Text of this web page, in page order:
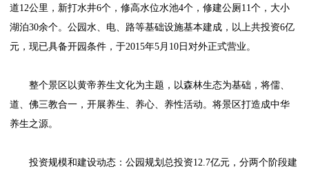
道12公里，新打水井6个，修高水位水池4个，修建公厕11个，大小
湖泊30余个。公园水、电、路等基础设施基本建成，以上共投资6亿
元，现已具备开园条件，于2015年5月10日对外正式营业。
整个景区以黄帝养生文化为主题，以森林生态为基础，将儒、
道、佛三教合一，开展养生、养心、养性活动。将景区打造成中华
养生之源。
投资规模和建设动态：公园规划总投资12.7亿元，分两个阶段建